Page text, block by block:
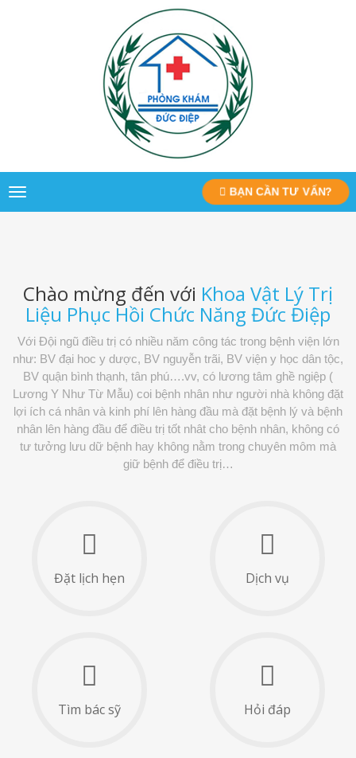
Toggle
navigation
BẠN CẦN TƯ VẤN?
Chào mừng đến với Khoa Vật Lý Trị
Liệu Phục Hồi Chức Năng Đức Điệp
Với Đội ngũ điều trị có nhiều năm công tác trong bệnh viện lớn
như: BV đại hoc y dược, BV nguyễn trãi, BV viện y học dân tộc,
BV quận bình thạnh, tân phú….vv, có lương tâm ghề ngiệp (
Lương Y Như Từ Mẫu) coi bệnh nhân như người nhà không đặt
lợi ích cá nhân và kinh phí lên hàng đầu mà đặt bệnh lý và bệnh
nhân lên hàng đầu để điều trị tốt nhât cho bệnh nhân, không có
tư tưởng lưu dữ bệnh hay không nằm trong chuyên môm mà
giữ bệnh để điều trị…
Đặt lịch hẹn Dịch vụ
Tìm bác sỹ Hỏi đáp